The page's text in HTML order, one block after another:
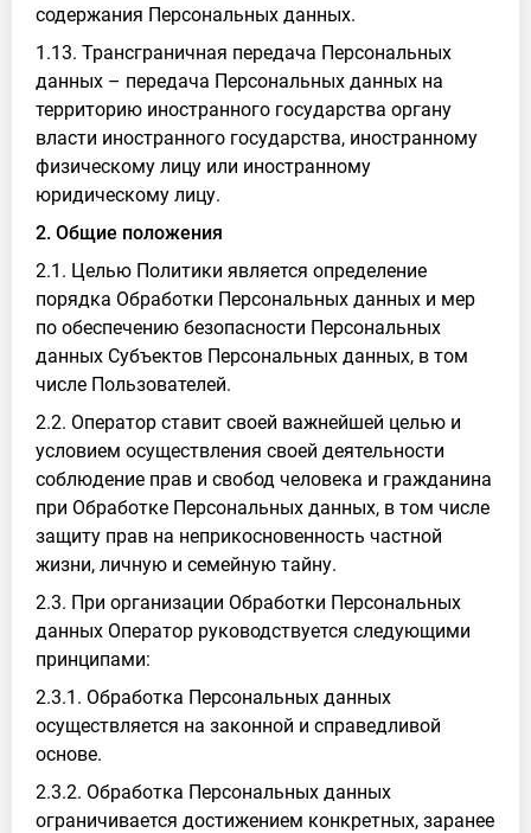
содержания Персональных данных.
1.13. Трансграничная передача Персональных
данных – передача Персональных данных на
территорию иностранного государства органу
власти иностранного государства, иностранному
физическому лицу или иностранному
юридическому лицу.
2. Общие положения
2.1. Целью Политики является определение
порядка Обработки Персональных данных и мер
по обеспечению безопасности Персональных
данных Субъектов Персональных данных, в том
числе Пользователей.
2.2. Оператор ставит своей важнейшей целью и
условием осуществления своей деятельности
соблюдение прав и свобод человека и гражданина
при Обработке Персональных данных, в том числе
защиту прав на неприкосновенность частной
жизни, личную и семейную тайну.
2.3. При организации Обработки Персональных
данных Оператор руководствуется следующими
принципами:
2.3.1. Обработка Персональных данных
осуществляется на законной и справедливой
основе.
2.3.2. Обработка Персональных данных
ограничивается достижением конкретных, заранее